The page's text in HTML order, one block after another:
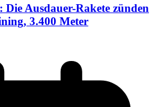
Ausdauer-Rakete zünden
3.400 Meter